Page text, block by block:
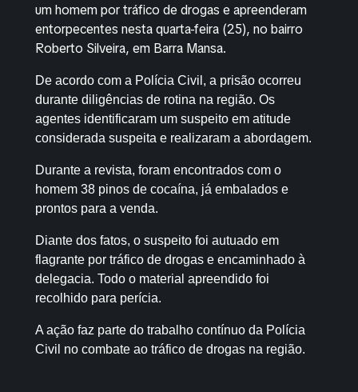
um homem por tráfico de drogas e apreenderam
entorpecentes nesta quarta-feira (25), no bairro
Roberto Silveira, em Barra Mansa.
De acordo com a Polícia Civil, a prisão ocorreu
durante diligências de rotina na região. Os
agentes identificaram um suspeito em atitude
considerada suspeita e realizaram a abordagem.
Durante a revista, foram encontrados com o
homem 38 pinos de cocaína, já embalados e
prontos para a venda.
Diante dos fatos, o suspeito foi autuado em
flagrante por tráfico de drogas e encaminhado à
delegacia. Todo o material apreendido foi
recolhido para perícia.
A ação faz parte do trabalho contínuo da Polícia
Civil no combate ao tráfico de drogas na região.